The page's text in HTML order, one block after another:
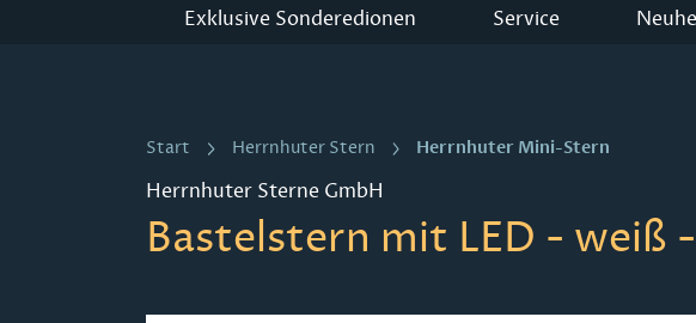
Exklusive Sonderedionen Service
Start Herrnhuter Stern Herrnhuter Mini-Stern
Herrnhuter Sterne GmbH
Bastelstern mit LED - weiß